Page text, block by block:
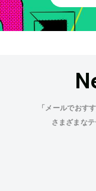
「メールでおす
さまざまな